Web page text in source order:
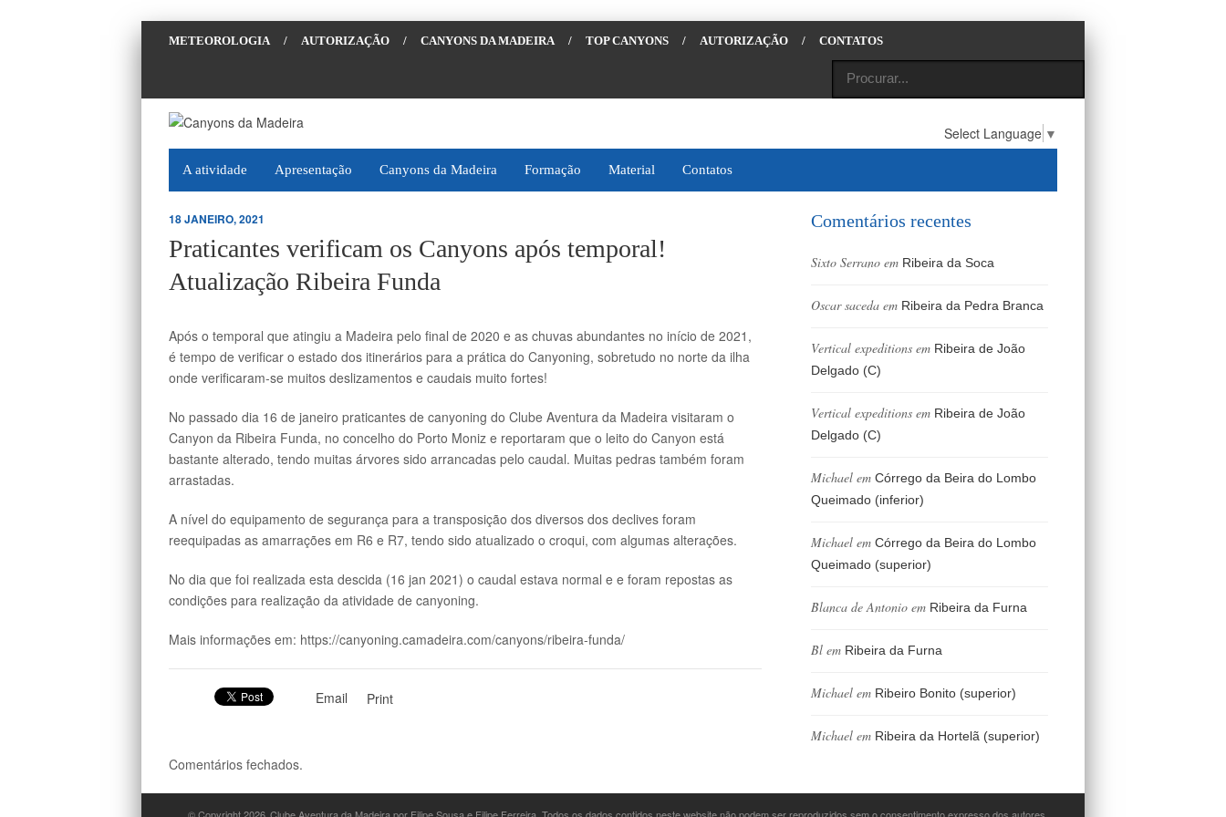
METEOROLOGIA / AUTORIZAÇÃO / CANYONS DA MADEIRA / TOP CANYONS / AUTORIZAÇÃO / CONTATOS
Select Language ▼
A atividade Apresentação Canyons da Madeira Formação Material Contatos
18 JANEIRO, 2021
Praticantes verificam os Canyons após temporal!
Atualização Ribeira Funda
Após o temporal que atingiu a Madeira pelo final de 2020 e as chuvas abundantes no início de 2021,
é tempo de verificar o estado dos itinerários para a prática do Canyoning, sobretudo no norte da ilha
onde verificaram-se muitos deslizamentos e caudais muito fortes!
No passado dia 16 de janeiro praticantes de canyoning do Clube Aventura da Madeira visitaram o
Canyon da Ribeira Funda, no concelho do Porto Moniz e reportaram que o leito do Canyon está
bastante alterado, tendo muitas árvores sido arrancadas pelo caudal. Muitas pedras também foram
arrastadas.
A nível do equipamento de segurança para a transposição dos diversos dos declives foram
reequipadas as amarrações em R6 e R7, tendo sido atualizado o croqui, com algumas alterações.
No dia que foi realizada esta descida (16 jan 2021) o caudal estava normal e e foram repostas as
condições para realização da atividade de canyoning.
Mais informações em: https://canyoning.camadeira.com/canyons/ribeira-funda/
Email Print
Comentários fechados.
Comentários recentes
Sixto Serrano em Ribeira da Soca
Oscar saceda em Ribeira da Pedra Branca
Vertical expeditions em Ribeira de João
Delgado (C)
Vertical expeditions em Ribeira de João
Delgado (C)
Michael em Córrego da Beira do Lombo
Queimado (inferior)
Michael em Córrego da Beira do Lombo
Queimado (superior)
Blanca de Antonio em Ribeira da Furna
Bl em Ribeira da Furna
Michael em Ribeiro Bonito (superior)
Michael em Ribeira da Hortelã (superior)